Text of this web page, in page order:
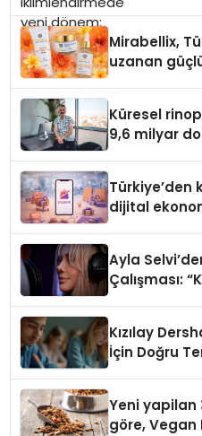
Mirabellix,
uzanan
Küresel
9,6 milyar
Türkiye’den
dijital
Ayla
Çalışması:
Kızılay
İçin Doğru
Yeni yapilan
göre, Vegan